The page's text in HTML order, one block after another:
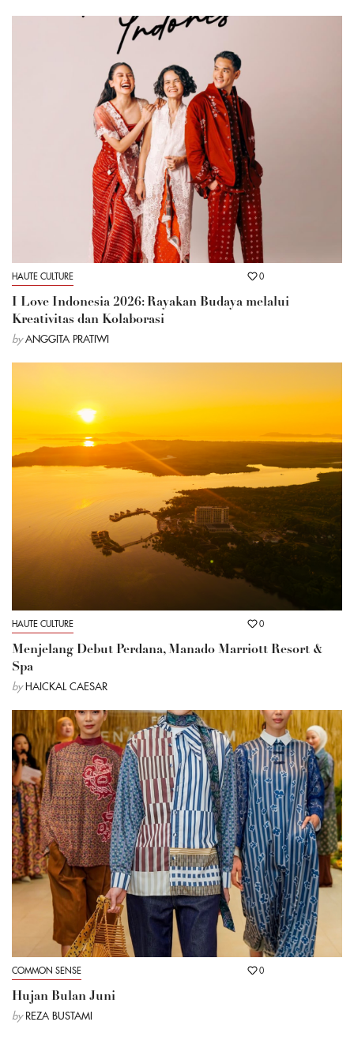
HAUTE CULTURE 0
I Love Indonesia 2026: Rayakan Budaya melalui
Kreativitas dan Kolaborasi
by ANGGITA PRATIWI
HAUTE CULTURE 0
Menjelang Debut Perdana, Manado Marriott Resort &
Spa
by HAICKAL CAESAR
COMMON SENSE 0
Hujan Bulan Juni
by REZA BUSTAMI